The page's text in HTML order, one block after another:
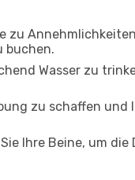
buchen.
Wasser zu
zu schaffen und
Ihre Beine, um